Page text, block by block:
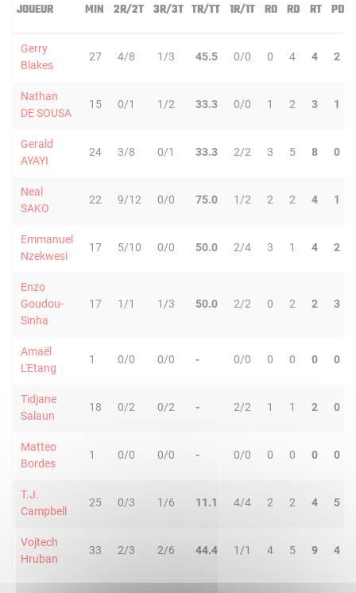
JOUEUR MIN 2R/2T 3R/3T TR/TT 1R/1T RO RD RT PD
Gerry
Blakes
27 4/8 1/3 45.5 0/0 0 4 4 2
Nathan
DE SOUSA
15 0/1 1/2 33.3 0/0 1 2 3 1
Gerald
AYAYI
24 3/8 0/1 33.3 2/2 3 5 8 0
Neal
SAKO
22 9/12 0/0 75.0 1/2 2 2 4 1
Emmanuel
Nzekwesi
17 5/10 0/0 50.0 2/4 3 1 4 2
Enzo
Goudou-
Sinha
17 1/1 1/3 50.0 2/2 0 2 2 3
Amaël
L'Etang
1 0/0 0/0 - 0/0 0 0 0 0
Tidjane
Salaun
18 0/2 0/2 - 2/2 1 1 2 0
Matteo
Bordes
1 0/0 0/0 - 0/0 0 0 0 0
T.J.
Campbell
25 0/3 1/6 11.1 4/4 2 2 4 5
Vojtech
Hruban
33 2/3 2/6 44.4 1/1 4 5 9 4